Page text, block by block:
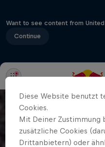
Want to see content from
Continue
Diese Website benutzt
Cookies.
Mit Deiner Zustimmung
zusätzliche Cookies
Drittanbietern) oder